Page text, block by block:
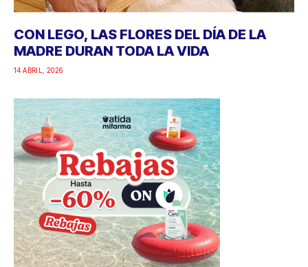
CON LEGO, LAS FLORES DEL DÍA DE LA
MADRE DURAN TODA LA VIDA
14 ABRIL, 2026